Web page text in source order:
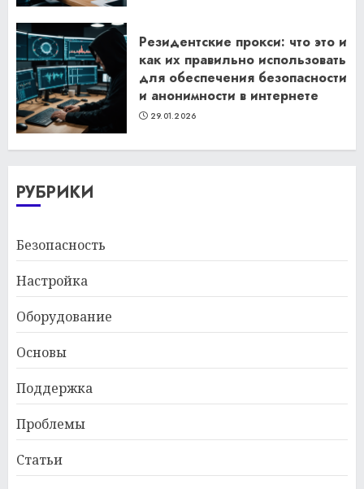
Резидентские прокси: что это и
как их правильно использовать
для обеспечения безопасности
и анонимности в интернете
29.01.2026
РУБРИКИ
Безопасность
Настройка
Оборудование
Основы
Поддержка
Проблемы
Статьи